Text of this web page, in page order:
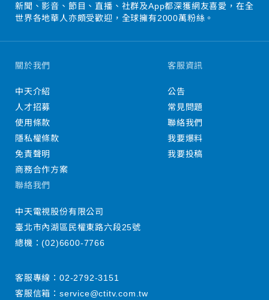
新聞、影音、節目、直播、社群及App都深獲網友喜愛，在全
世界各地華人亦頗受歡迎，全球擁有2000萬粉絲。
關於我們
中天介紹
人才招募
使用條款
隱私權條款
免責聲明
商務合作方案
客服資訊
公告
常見問題
聯絡我們
我要爆料
我要投稿
聯絡我們
中天電視股份有限公司
臺北市內湖區民權東路六段25號
總機：(02)6600-7766
客服專線： 02-2792-3151
客服信箱： service@ctitv.com.tw